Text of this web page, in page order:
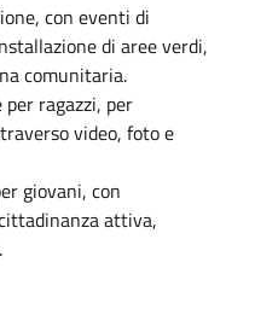
con eventi di
di aree verdi,
comunitaria.
ragazzi, per
video, foto e
giovani, con
attiva,